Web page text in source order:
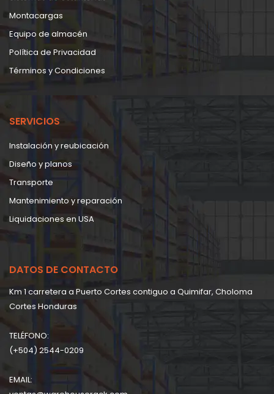
Montacargas
Equipo de almacén
Política de Privacidad
Términos y Condiciones
SERVICIOS
Instalación y reubicación
Diseño y planos
Transporte
Mantenimiento y reparación
Liquidaciones en USA
DATOS DE CONTACTO
Km 1 carretera a Puerto Cortes contiguo a Quimifar, Choloma
Cortes Honduras
TELÉFONO:
(+504) 2544-0209
EMAIL: